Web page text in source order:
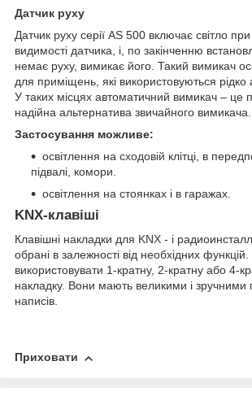
Датчик руху
Датчик руху серії AS 500 включає світло при
видимості датчика, і, по закінченню
немає руху, вимикає його. Такий вимикач
для приміщень, які використовуються рідко
У таких місцях автоматичний вимикач – це
надійна альтернатива звичайного вимикача.
Застосування можливе:
освітлення на сходовій клітці, в
підвалі, комори.
освітлення на стоянках і в гаражах.
KNX-клавіші
Клавішні накладки для KNX - і
обрані в залежності від необхідних
використовувати 1-кратну, 2-кратну або 4-
накладку. Вони мають великими і
написів.
Приховати